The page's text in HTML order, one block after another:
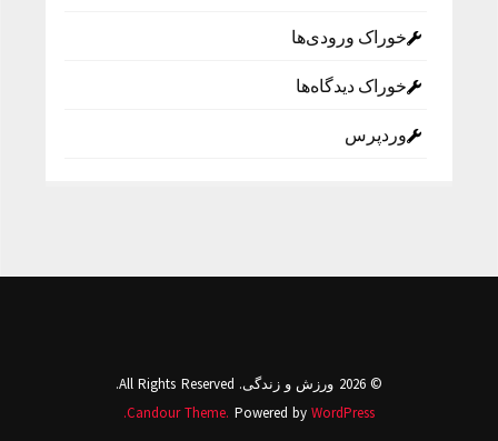
خوراک ورودی‌ها
خوراک دیدگاه‌ها
وردپرس
© 2026 ورزش و زندگی. All Rights Reserved.
Candour Theme. Powered byWordPress.